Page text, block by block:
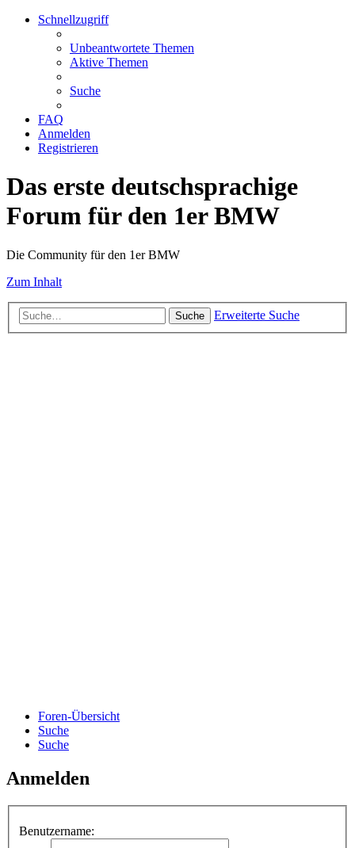
Schnellzugriff
Unbeantwortete Themen
Aktive Themen
Suche
FAQ
Anmelden
Registrieren
Das erste deutschsprachige
Forum für den 1er BMW
Die Community für den 1er BMW
Zum Inhalt
Suche Erweiterte Suche
Foren-Übersicht
Suche
Suche
Anmelden
Benutzername: